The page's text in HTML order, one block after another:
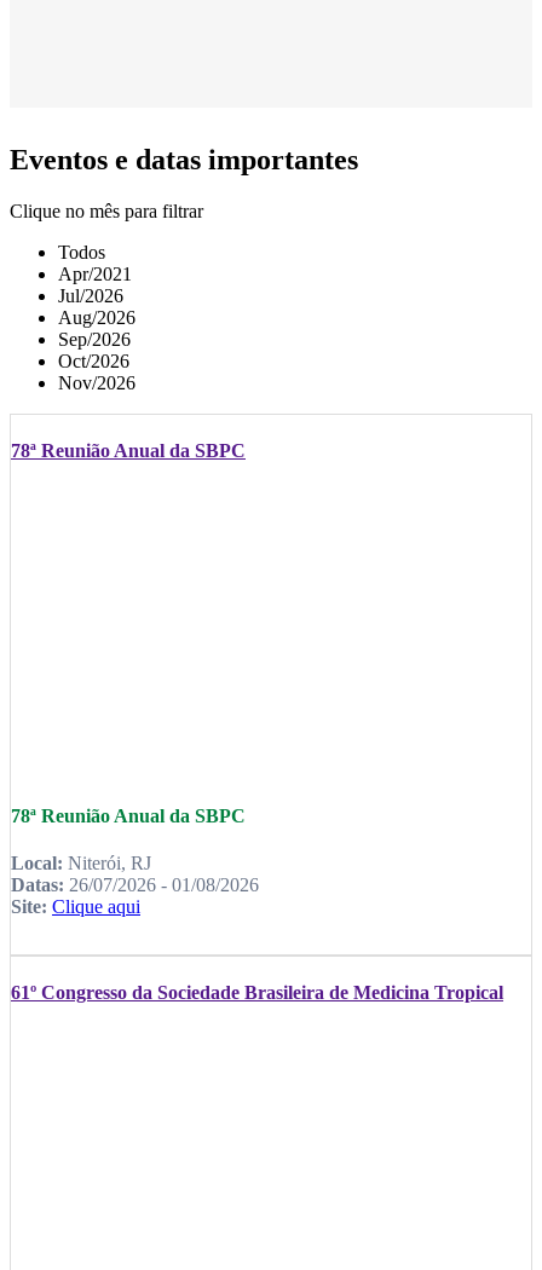
Eventos e datas importantes
Clique no mês para filtrar
Todos
Apr/2021
Jul/2026
Aug/2026
Sep/2026
Oct/2026
Nov/2026
78ª Reunião Anual da SBPC
78ª Reunião Anual da SBPC
Local: Niterói, RJ
Datas: 26/07/2026 - 01/08/2026
Site: Clique aqui
61º Congresso da Sociedade Brasileira de Medicina Tropical